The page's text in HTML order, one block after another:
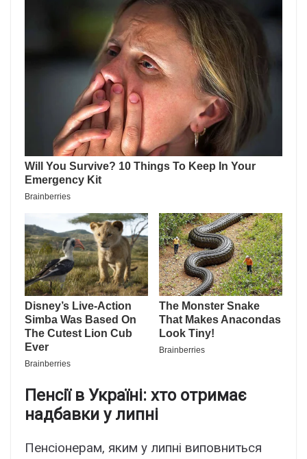
Пенсії в Україні: хто отримає
надбавки у липні
Пенсіонерам, яким у липні виповниться